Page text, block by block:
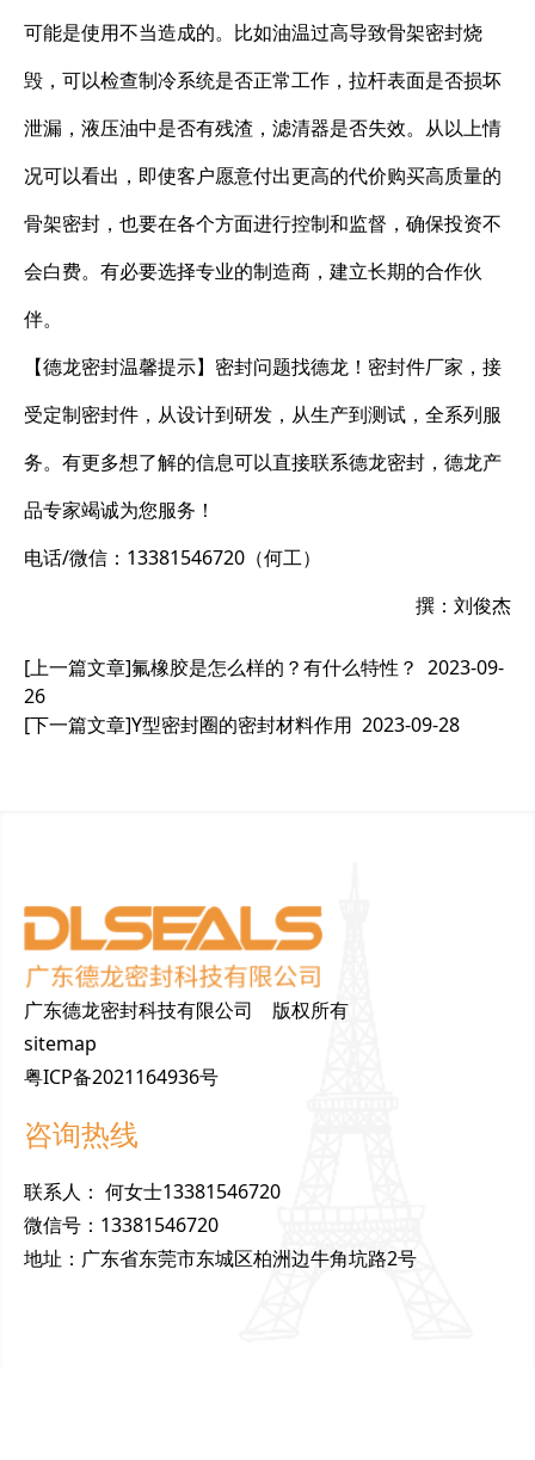
可能是使用不当造成的。比如油温过高导致骨架密封烧
毁，可以检查制冷系统是否正常工作，拉杆表面是否损坏
泄漏，液压油中是否有残渣，滤清器是否失效。从以上情
况可以看出，即使客户愿意付出更高的代价购买高质量的
骨架密封，也要在各个方面进行控制和监督，确保投资不
会白费。有必要选择专业的制造商，建立长期的合作伙
伴。
【德龙密封温馨提示】密封问题找德龙！密封件厂家，接
受定制密封件，从设计到研发，从生产到测试，全系列服
务。有更多想了解的信息可以直接联系德龙密封，德龙产
品专家竭诚为您服务！
电话/微信：13381546720（何工）
撰：刘俊杰
[上一篇文章]氟橡胶是怎么样的？有什么特性？ 2023-09-
26
[下一篇文章]Y型密封圈的密封材料作用 2023-09-28
广东德龙密封科技有限公司 版权所有
sitemap
粤ICP备2021164936号
咨询热线
联系人 ： 何女士13381546720
微信号 ： 13381546720
地址 ： 广东省东莞市东城区柏洲边牛角坑路2号